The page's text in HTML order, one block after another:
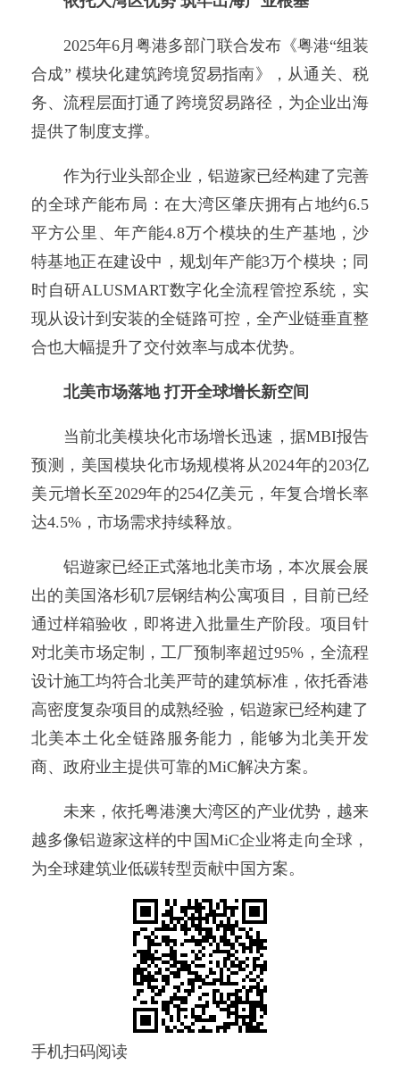
2025年6月粤港多部门联合发布《粤港“组装
合成” 模块化建筑跨境贸易指南》，从通关、税
务、流程层面打通了跨境贸易路径，为企业出海
提供了制度支撑。
作为行业头部企业，铝遊家已经构建了完善
的全球产能布局：在大湾区肇庆拥有占地约6.5
平方公里、年产能4.8万个模块的生产基地，沙
特基地正在建设中，规划年产能3万个模块；同
时自研ALUSMART数字化全流程管控系统，实
现从设计到安装的全链路可控，全产业链垂直整
合也大幅提升了交付效率与成本优势。
北美市场落地 打开全球增长新空间
当前北美模块化市场增长迅速，据MBI报告
预测，美国模块化市场规模将从2024年的203亿
美元增长至2029年的254亿美元，年复合增长率
达4.5%，市场需求持续释放。
铝遊家已经正式落地北美市场，本次展会展
出的美国洛杉矶7层钢结构公寓项目，目前已经
通过样箱验收，即将进入批量生产阶段。项目针
对北美市场定制，工厂预制率超过95%，全流程
设计施工均符合北美严苛的建筑标准，依托香港
高密度复杂项目的成熟经验，铝遊家已经构建了
北美本土化全链路服务能力，能够为北美开发
商、政府业主提供可靠的MiC解决方案。
未来，依托粤港澳大湾区的产业优势，越来
越多像铝遊家这样的中国MiC企业将走向全球，
为全球建筑业低碳转型贡献中国方案。
手机扫码阅读